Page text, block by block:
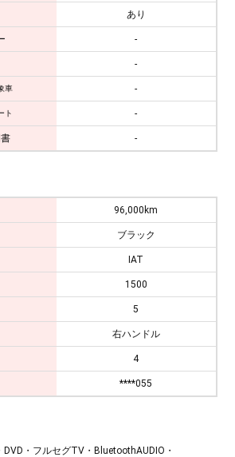
あり
-
-
車 -
ト -
-
96,000km
ブラック
IAT
1500
5
右ハンドル
4
****055
・フルセグTV・BluetoothAUDIO・